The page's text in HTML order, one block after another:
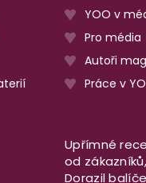
YOO v
Pro média
Autoři
Práce v
Upřímné
od
Dorazil